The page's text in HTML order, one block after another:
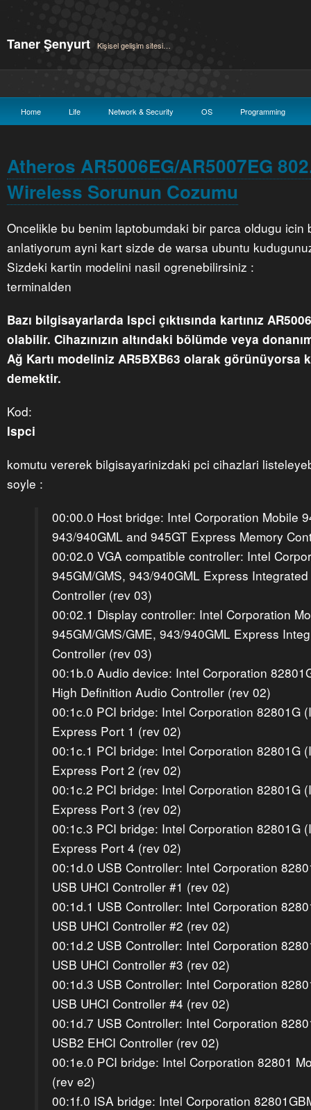
Taner Şenyurt Kişisel gelişim sitesi…
Home Life Network & Security OS Programming
Atheros AR5006EG/AR5007EG
Wireless Sorunun Cozumu
Oncelikle bu benim laptobumdaki bir parca oldugu icin
anlatiyorum ayni kart sizde de warsa ubuntu
Sizdeki kartin modelini nasil ogrenebilirsiniz :
terminalden
Bazı bilgisayarlarda lspci çıktısında kartınız
olabilir. Cihazınızın altındaki bölümde veya
Ağ Kartı modeliniz AR5BXB63 olarak görünüyorsa
demektir.
Kod:
lspci
komutu vererek bilgisayarinizdaki pci cihazlari
soyle :
00:00.0 Host bridge: Intel Corporation Mobile
943/940GML and 945GT Express Memory
00:02.0 VGA compatible controller: Intel
945GM/GMS, 943/940GML Express
Controller (rev 03)
00:02.1 Display controller: Intel Corporation
945GM/GMS/GME, 943/940GML Express
Controller (rev 03)
00:1b.0 Audio device: Intel Corporation
High Definition Audio Controller (rev 02)
00:1c.0 PCI bridge: Intel Corporation 82801G
Express Port 1 (rev 02)
00:1c.1 PCI bridge: Intel Corporation 82801G
Express Port 2 (rev 02)
00:1c.2 PCI bridge: Intel Corporation 82801G
Express Port 3 (rev 02)
00:1c.3 PCI bridge: Intel Corporation 82801G
Express Port 4 (rev 02)
00:1d.0 USB Controller: Intel Corporation
USB UHCI Controller #1 (rev 02)
00:1d.1 USB Controller: Intel Corporation
USB UHCI Controller #2 (rev 02)
00:1d.2 USB Controller: Intel Corporation
USB UHCI Controller #3 (rev 02)
00:1d.3 USB Controller: Intel Corporation
USB UHCI Controller #4 (rev 02)
00:1d.7 USB Controller: Intel Corporation
USB2 EHCI Controller (rev 02)
00:1e.0 PCI bridge: Intel Corporation 82801
(rev e2)
00:1f.0 ISA bridge: Intel Corporation